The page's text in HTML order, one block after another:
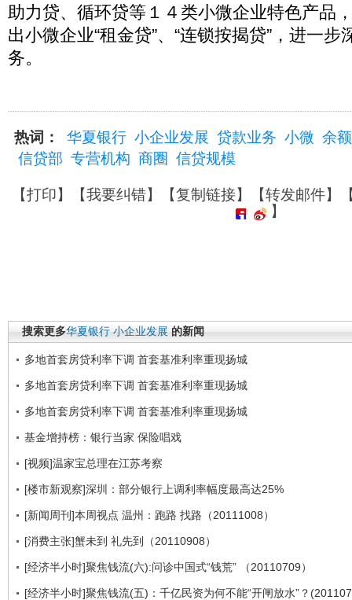
助力贷、循环贷等１４类小微企业特色产品
出小微企业“租金贷”、“连锁按揭贷”，进一
务。
热词： 华夏银行 小企业发展 贷款业务 小微 余额
信贷部 专营机构 商圈 信贷规模
【打印】【我要纠错】【复制链接】【转发邮件】
】
搜索更多华夏银行 小企业发展 的新闻
多地首套房贷利率下调 首套基准利率重现扬城
多地首套房贷利率下调 首套基准利率重现扬城
多地首套房贷利率下调 首套基准利率重现扬城
基金增持榜：银行当家 保险唱戏
[视频]温家宝总理在江苏考察
[楼市新观察]深圳：部分银行上调利率幅度最高达25%
[新闻周刊]本周视点 温州：跑路 找路（20111008）
[消费主张]蟹未到 礼先到（20110908）
[经济半小时]聚焦钱流(六):问诊中国式“钱荒” （20110709）
[经济半小时]聚焦钱流(五)：千亿民资为何不能“开闸放水”？